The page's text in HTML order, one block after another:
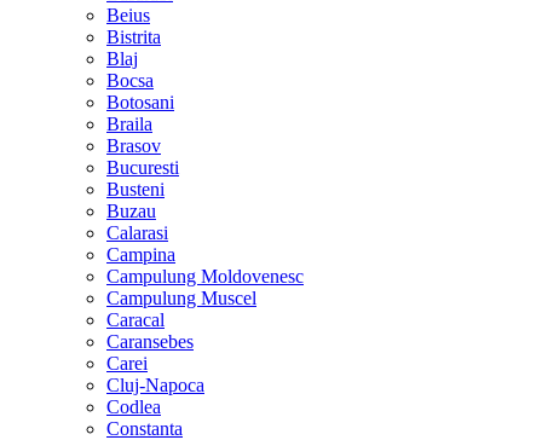
Beius
Bistrita
Blaj
Bocsa
Botosani
Braila
Brasov
Bucuresti
Busteni
Buzau
Calarasi
Campina
Campulung Moldovenesc
Campulung Muscel
Caracal
Caransebes
Carei
Cluj-Napoca
Codlea
Constanta